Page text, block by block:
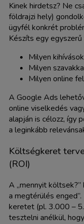
Kinek hirdetsz? Ne
földrajzi hely)
ügyfél konkrét
Készíts egy
Milyen
Milyen
Milyen online
A Google Ads
online viselkedés
alapján is célozz, így
a leginkább
Költségkeret
(ROI)
A „mennyit költsek?”
a megtérülés
keretet (pl. 3.000 –
tesztelni anélkül,